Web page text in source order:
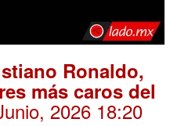
Ronaldo,
más caros del
2026 18:20